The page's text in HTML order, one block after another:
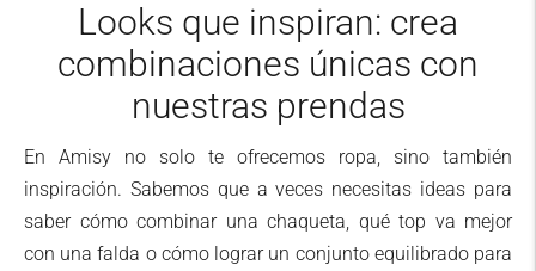
Looks que inspiran: crea
combinaciones únicas con
nuestras prendas
En Amisy no solo te ofrecemos ropa, sino también
inspiración. Sabemos que a veces necesitas ideas para
saber cómo combinar una chaqueta, qué top va mejor
con una falda o cómo lograr un conjunto equilibrado para